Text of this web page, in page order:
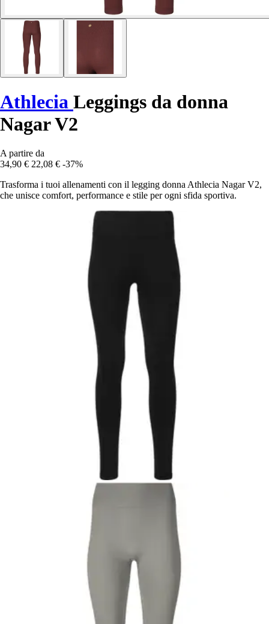
Athlecia Leggings da donna
Nagar V2
A partire da
34,90 € 22,08 € -37%
Trasforma i tuoi allenamenti con il legging donna Athlecia Nagar V2,
che unisce comfort, performance e stile per ogni sfida sportiva.